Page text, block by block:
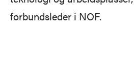
forbundsleder i NOF.